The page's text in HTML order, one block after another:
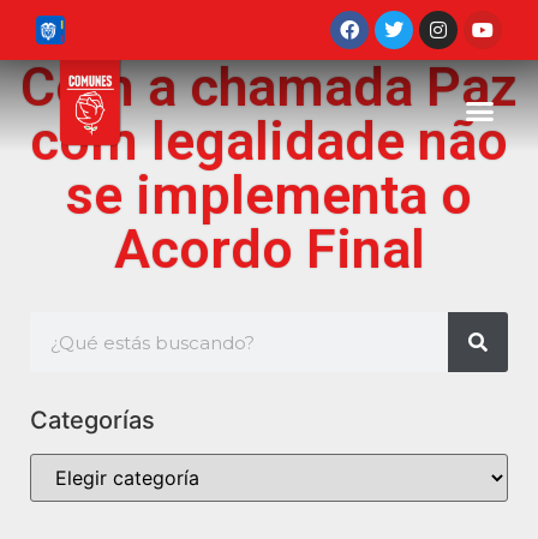
Com a chamada Paz
com legalidade não
se implementa o
Acordo Final
Categorías